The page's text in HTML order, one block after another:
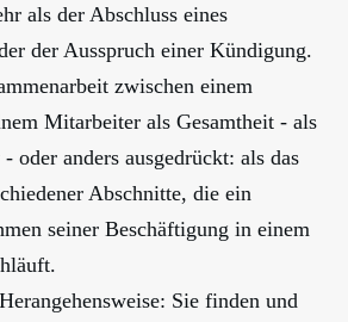
als der Abschluss eines
der Ausspruch einer Kündigung.
zwischen einem
Mitarbeiter als Gesamtheit - als
oder anders ausgedrückt: als das
Abschnitte, die ein
seiner Beschäftigung in einem
Sie finden und